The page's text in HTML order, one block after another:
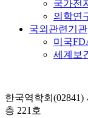
국가전
의학연
국외관련기관
미국
세계보
한국역학회
층 221호